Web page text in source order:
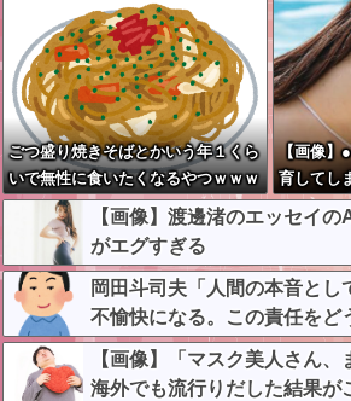
ごつ盛り焼きそばとかいう年１くら
いで無性に食いたくなるやつｗｗｗ
ｗｗｗｗｗ
【画像】
育してし
【画像】渡邊渚のエッセイ
がエグすぎる
岡田斗司夫「人間の本音とし
不愉快になる。この責任をど
【画像】「マスク美人さん
海外でも流行りだした結果が